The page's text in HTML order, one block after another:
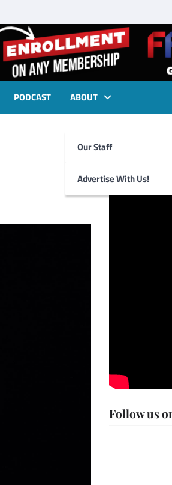
PODCAST ABOUT
Our Staff
Advertise With Us!
Foghorn
Follow us